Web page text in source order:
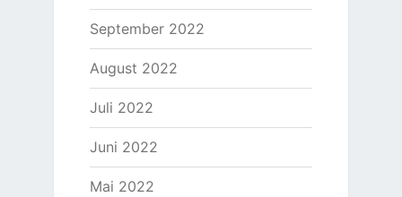
September 2022
August 2022
Juli 2022
Juni 2022
Mai 2022